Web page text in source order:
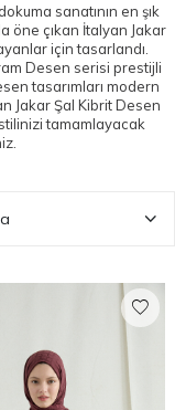
sanatının en şık
öne çıkan İtalyan Jakar
için tasarlandı.
Desen serisi prestijli
tasarımları modern
Jakar Şal Kibrit Desen
tamamlayacak